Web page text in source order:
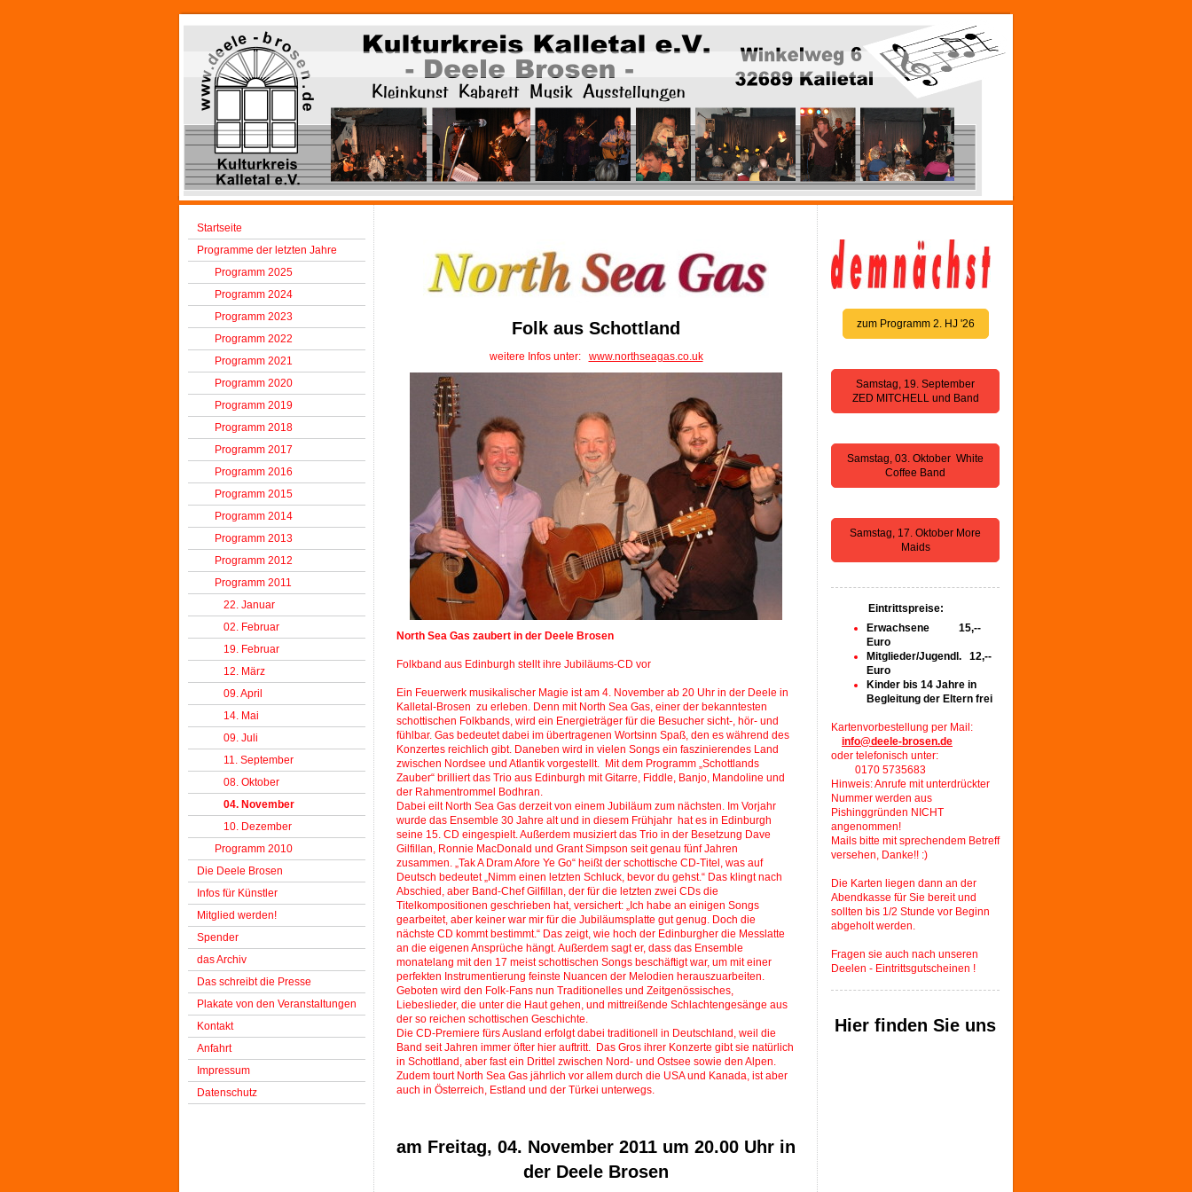
Startseite
Programme der letzten Jahre
Programm 2025
Programm 2024
Programm 2023
Programm 2022
Programm 2021
Programm 2020
Programm 2019
Programm 2018
Programm 2017
Programm 2016
Programm 2015
Programm 2014
Programm 2013
Programm 2012
Programm 2011
22. Januar
02. Februar
19. Februar
12. März
09. April
14. Mai
09. Juli
11. September
08. Oktober
04. November
10. Dezember
Programm 2010
Die Deele Brosen
Infos für Künstler
Mitglied werden!
Spender
das Archiv
Das schreibt die Presse
Plakate von den Veranstaltungen
Kontakt
Anfahrt
Impressum
Datenschutz
Folk aus Schottland
weitere Infos unter: www.northseagas.co.uk
North Sea Gas zaubert in der Deele Brosen
Folkband aus Edinburgh stellt ihre Jubiläums-CD vor
Ein Feuerwerk musikalischer Magie ist am 4. November ab 20 Uhr in der Deele in
Kalletal-Brosen zu erleben. Denn mit North Sea Gas, einer der bekanntesten
schottischen Folkbands, wird ein Energieträger für die Besucher sicht-, hör- und
fühlbar. Gas bedeutet dabei im übertragenen Wortsinn Spaß, den es während des
Konzertes reichlich gibt. Daneben wird in vielen Songs ein faszinierendes Land
zwischen Nordsee und Atlantik vorgestellt. Mit dem Programm „Schottlands
Zauber“ brilliert das Trio aus Edinburgh mit Gitarre, Fiddle, Banjo, Mandoline und
der Rahmentrommel Bodhran.
Dabei eilt North Sea Gas derzeit von einem Jubiläum zum nächsten. Im Vorjahr
wurde das Ensemble 30 Jahre alt und in diesem Frühjahr hat es in Edinburgh
seine 15. CD eingespielt. Außerdem musiziert das Trio in der Besetzung Dave
Gilfillan, Ronnie MacDonald und Grant Simpson seit genau fünf Jahren
zusammen. „Tak A Dram Afore Ye Go“ heißt der schottische CD-Titel, was auf
Deutsch bedeutet „Nimm einen letzten Schluck, bevor du gehst.“ Das klingt nach
Abschied, aber Band-Chef Gilfillan, der für die letzten zwei CDs die
Titelkompositionen geschrieben hat, versichert: „Ich habe an einigen Songs
gearbeitet, aber keiner war mir für die Jubiläumsplatte gut genug. Doch die
nächste CD kommt bestimmt.“ Das zeigt, wie hoch der Edinburgher die Messlatte
an die eigenen Ansprüche hängt. Außerdem sagt er, dass das Ensemble
monatelang mit den 17 meist schottischen Songs beschäftigt war, um mit einer
perfekten Instrumentierung feinste Nuancen der Melodien herauszuarbeiten.
Geboten wird den Folk-Fans nun Traditionelles und Zeitgenössisches,
Liebeslieder, die unter die Haut gehen, und mittreißende Schlachtengesänge aus
der so reichen schottischen Geschichte.
Die CD-Premiere fürs Ausland erfolgt dabei traditionell in Deutschland, weil die
Band seit Jahren immer öfter hier auftritt. Das Gros ihrer Konzerte gibt sie natürlich
in Schottland, aber fast ein Drittel zwischen Nord- und Ostsee sowie den Alpen.
Zudem tourt North Sea Gas jährlich vor allem durch die USA und Kanada, ist aber
auch in Österreich, Estland und der Türkei unterwegs.
am Freitag, 04. November 2011 um 20.00 Uhr in
der Deele Brosen
zum Programm 2. HJ '26
Samstag, 19. September
ZED MITCHELL und Band
Samstag, 03. Oktober White
Coffee Band
Samstag, 17. Oktober More
Maids
Eintrittspreise:
Erwachsene 15,--
Euro
Mitglieder/Jugendl. 12,--
Euro
Kinder bis 14 Jahre in
Begleitung der Eltern frei
Kartenvorbestellung per Mail:
info@deele-brosen.de
oder telefonisch unter:
0170 5735683
Hinweis: Anrufe mit unterdrückter
Nummer werden aus
Pishinggründen NICHT
angenommen!
Mails bitte mit sprechendem Betreff
versehen, Danke!! :)
Die Karten liegen dann an der
Abendkasse für Sie bereit und
sollten bis 1/2 Stunde vor Beginn
abgeholt werden.
Fragen sie auch nach unseren
Deelen - Eintrittsgutscheinen !
Hier finden Sie uns